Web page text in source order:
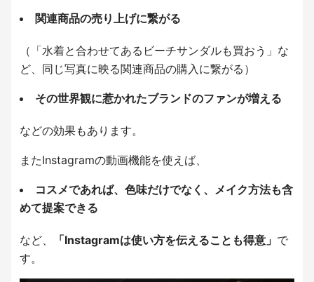
関連商品の売り上げに繋がる
（「水着と合わせてあるビーチサンダルも買おう」な
ど、同じ写真に映る関連商品の購入に繋がる）
その世界観に惹かれたブランドのファンが増える
などの効果もあります。
またInstagramの動画機能を使えば、
コスメであれば、色味だけでなく、メイク方法も含
めて提案できる
など、 「Instagramは使い方を伝えることも得意」 で
す。